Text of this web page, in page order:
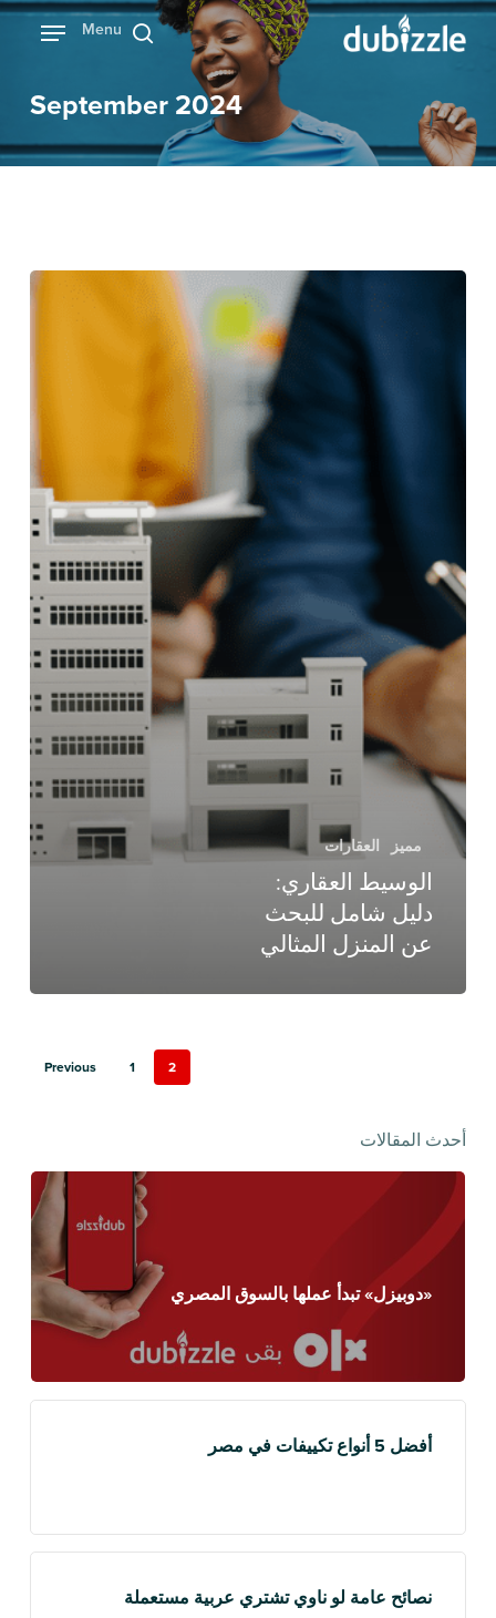
Skip
content
بحث
Menu
September 2024
مميز العقارات
الوسيط العقاري:
دليل شامل للبحث
عن المنزل المثالي
Previous 1 2
أحدث المقالات
«دوبيزل» تبدأ عملها بالسوق المصري
أفضل 5 أنواع تكييفات في مصر
نصائح عامة لو ناوي تشتري عربية مستعملة